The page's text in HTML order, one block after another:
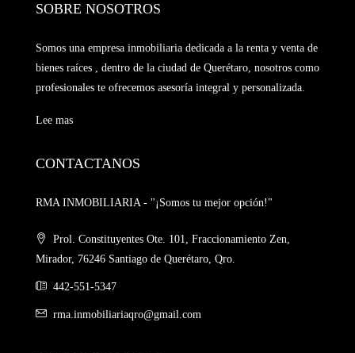
SOBRE NOSOTROS
Somos una empresa inmobiliaria dedicada a la renta y venta de
bienes raíces , dentro de la ciudad de Querétaro, nosotros como
profesionales te ofrecemos asesoría integral y personalizada.
Lee mas
CONTACTANOS
RMA INMOBILIARIA - "¡Somos tu mejor opción!"
Prol. Constituyentes Ote. 101, Fraccionamiento Zen,
Mirador, 76246 Santiago de Querétaro, Qro.
442-551-5347
rma.inmobiliariaqro@gmail.com